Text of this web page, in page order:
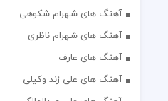
آهنگ های شهرام شکوهی
آهنگ های شهرام ناظری
آهنگ های عارف
آهنگ های علی زند وکیلی